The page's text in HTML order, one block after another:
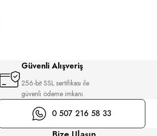
Güvenli Alışveriş
256-bit SSL sertifikası ile
güvenli ödeme imkanı.
0 507 216 58 33